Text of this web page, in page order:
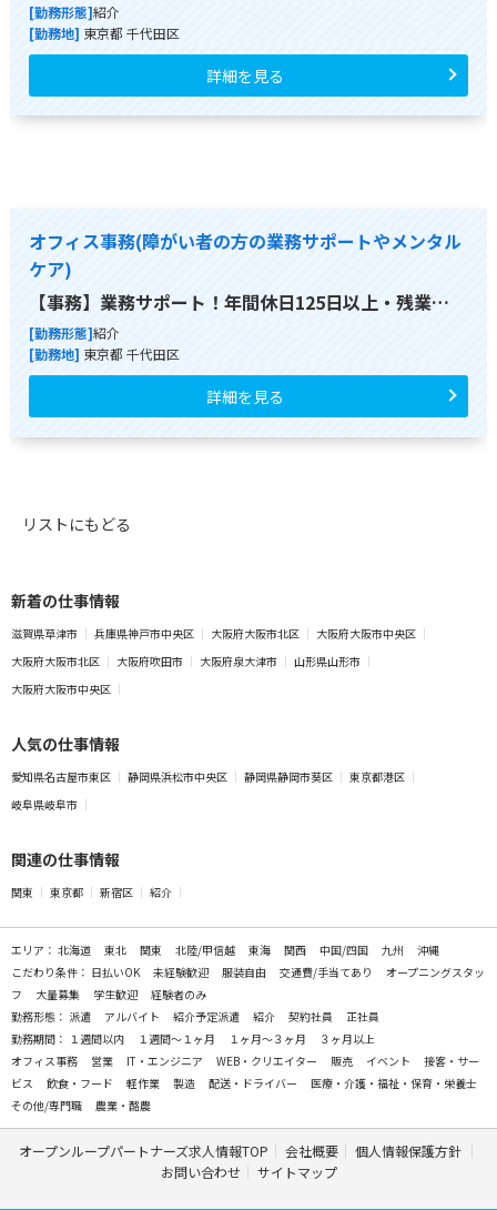
[勤務形態]紹介
[勤務地] 東京都 千代田区
詳細を見る
オフィス事務(障がい者の方の業務サポートやメンタル
ケア)
【事務】業務サポート！年間休日125日以上・残業…
[勤務形態]紹介
[勤務地] 東京都 千代田区
詳細を見る
リストにもどる
新着の仕事情報
滋賀県草津市 兵庫県神戸市中央区 大阪府大阪市北区
大阪府大阪市中央区
大阪府大阪市北区
大阪府吹田市 大阪府泉大津市
山形県山形市
大阪府大阪市中央区
人気の仕事情報
愛知県名古屋市東区 静岡県浜松市中央区 静岡県静岡市葵区
東京都港区
岐阜県岐阜市
関連の仕事情報
関東 東京都 新宿区 紹介
エリア： 北海道 東北 関東 北陸/甲信越 東海 関西 中国/四国 九州
沖縄
こだわり条件： 日払いOK 未経験歓迎 服装自由 交通費/手当てあり
オープニングスタッ
フ
大量募集 学生歓迎
経験者のみ
勤務形態： 派遣 アルバイト 紹介予定派遣 紹介 契約社員
正社員
勤務期間： １週間以内 １週間～１ヶ月 １ヶ月～３ヶ月
３ヶ月以上
オフィス事務
営業 IT・エンジニア WEB・クリエイター 販売 イベント
接客・サー
ビス
飲食・フード 軽作業 製造 配送・ドライバー
医療・介護・福祉・保育・栄養士
その他/専門職
農業・酪農
オープンループパートナーズ求人情報TOP 会社概要
個人情報保護方針
お問い合わせ
サイトマップ